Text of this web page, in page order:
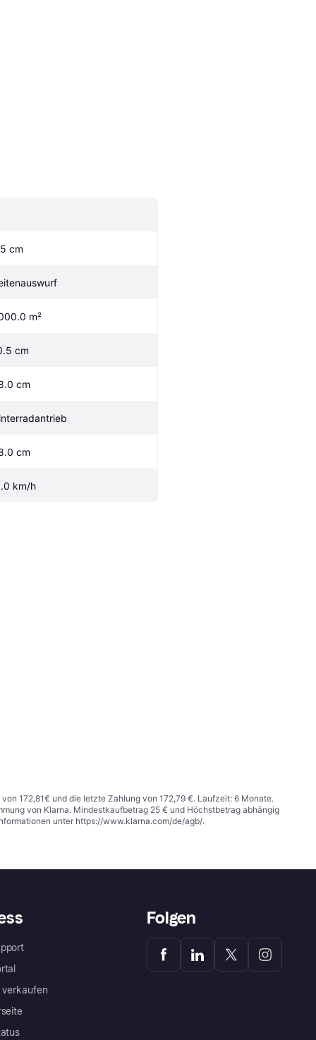
cm
m²
cm
cm
cm
km/h
172,81€ und die letzte Zahlung von 172,79 €. Laufzeit: 6 Monate.
von Klarna. Mindestkaufbetrag 25 € und Höchstbetrag abhängig
unter https://www.klarna.com/de/agb/.
verkaufen
Folgen